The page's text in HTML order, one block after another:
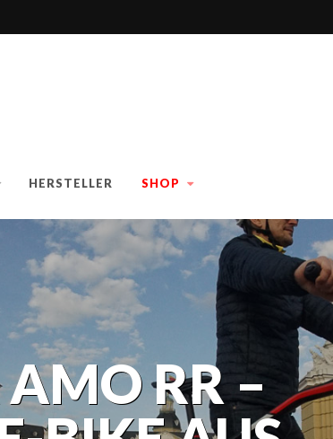
HERSTELLER SHOP
RR –